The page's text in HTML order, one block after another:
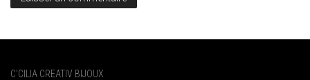
C'CILIA CREATIV BIJOUX